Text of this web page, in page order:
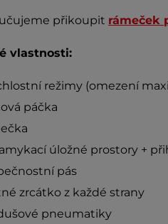
přikoupit rámeček
vlastnosti:
režimy (omezení
páčka
úložné prostory +
pás
zrcátko z každé strany
pneumatiky